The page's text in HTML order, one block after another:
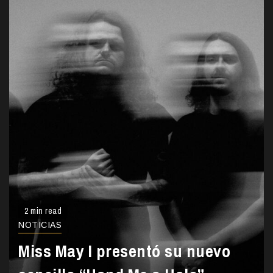
2 min read
NOTICIAS
Miss May I presentó su nuevo